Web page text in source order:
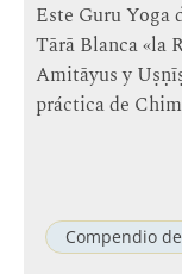
Este Guru Yoga
Tārā Blanca «la
Amitāyus y
práctica de
Compendio